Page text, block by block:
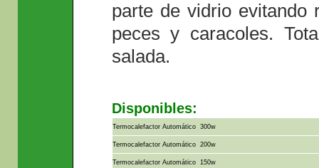
parte de vidrio evitando
peces y caracoles.
salada.
Disponibles:
Termocalefactor Automático 300w
Termocalefactor Automático 200w
Termocalefactor Automático 150w